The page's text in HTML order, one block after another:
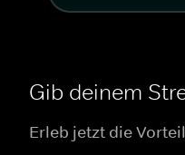
Gib deinem
Erleb jetzt die